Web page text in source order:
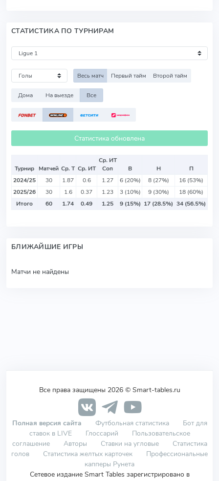
СТАТИСТИКА ПО ТУРНИРАМ
Весь матч Первый тайм Второй тайм
Дома На выезде Все
Статистика обновлена
Турнир Матчей Ср. Т Ср. ИТ
Ср. ИТ
Соп
В Н
П
2024/25
30 1.87 0.6 1.27 6 (20%) 8 (27%)
16 (53%)
2025/26
30 1.6 0.37 1.23 3 (10%) 9 (30%)
18 (60%)
Итого
60 1.74 0.49 1.25 9 (15%) 17 (28.5%) 34 (56.5%)
БЛИЖАЙШИЕ ИГРЫ
Матчи не найдены
Все права защищены 2026 © Smart-tables.ru
Полная версия сайта Футбольная статистика
Бот для
ставок в LIVE
Глоссарий
Пользовательское
соглашение
Авторы Ставки на угловые
Статистика
голов
Статистика желтых карточек
Профессиональные
капперы Рунета
Сетевое издание Smart Tables зарегистрировано в